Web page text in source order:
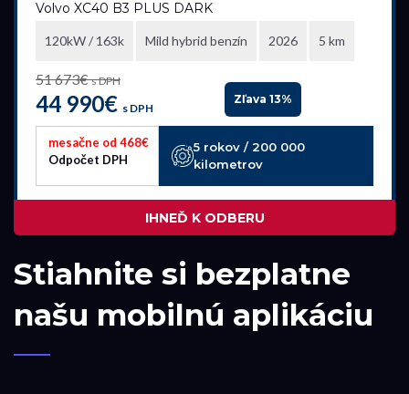
Akciová ponuka
Palivo
Benzín
Diesel
Elektromobil
Mild hybrid benzín
Volvo XC40 B3 PLUS DARK
120kW / 163k Mild hybrid benzín 2026 5 km
51 673€s DPH
44 990€ s DPH
Zľava 13%
mesačne od 468€
Odpočet DPH
5 rokov / 200 000
kilometrov
IHNEĎ K ODBERU
Stiahnite si bezplatne
našu mobilnú aplikáciu